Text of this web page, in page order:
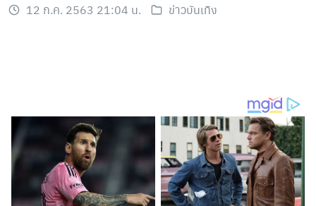
12 ก.ค. 2563 21:04 น. ข่าวบันเทิง